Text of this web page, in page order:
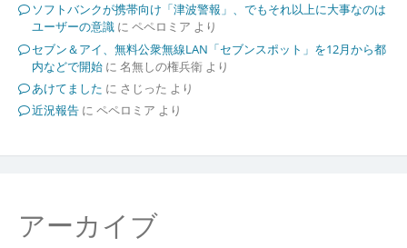
ソフトバンクが携帯向け「津波警報」、でもそれ以上に大事なのは
ユーザーの意識に ペペロミア より
セブン＆アイ、無料公衆無線LAN「セブンスポット」を12月から都
内などで開始に 名無しの権兵衛より
あけてました に さじった より
近況報告に ペペロミア より
アーカイブ